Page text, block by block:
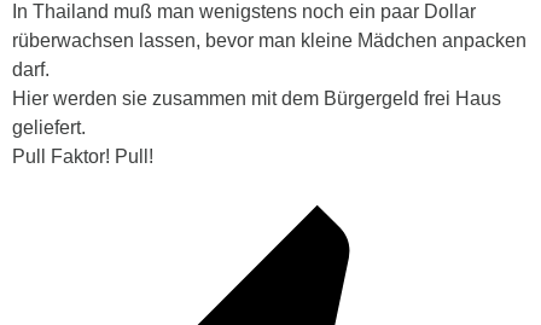
In Thailand muß man wenigstens noch ein paar Dollar
rüberwachsen lassen, bevor man kleine Mädchen anpacken
darf.
Hier werden sie zusammen mit dem Bürgergeld frei Haus
geliefert.
Pull Faktor! Pull!